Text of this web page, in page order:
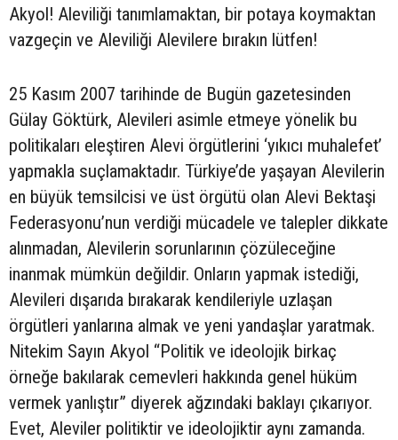
Akyol! Aleviliği tanımlamaktan, bir potaya koymaktan
vazgeçin ve Aleviliği Alevilere bırakın lütfen!
25 Kasım 2007 tarihinde de Bugün gazetesinden
Gülay Göktürk, Alevileri asimle etmeye yönelik bu
politikaları eleştiren Alevi örgütlerini ‘yıkıcı muhalefet’
yapmakla suçlamaktadır. Türkiye’de yaşayan Alevilerin
en büyük temsilcisi ve üst örgütü olan Alevi Bektaşi
Federasyonu’nun verdiği mücadele ve talepler dikkate
alınmadan, Alevilerin sorunlarının çözüleceğine
inanmak mümkün değildir. Onların yapmak istediği,
Alevileri dışarıda bırakarak kendileriyle uzlaşan
örgütleri yanlarına almak ve yeni yandaşlar yaratmak.
Nitekim Sayın Akyol “Politik ve ideolojik birkaç
örneğe bakılarak cemevleri hakkında genel hüküm
vermek yanlıştır” diyerek ağzındaki baklayı çıkarıyor.
Evet, Aleviler politiktir ve ideolojiktir aynı zamanda.